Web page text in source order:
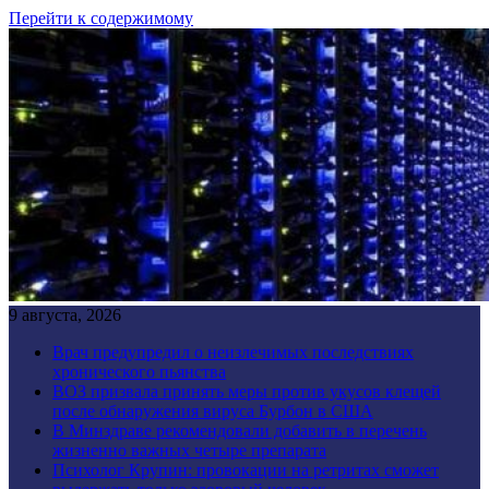
Перейти к содержимому
9 августа, 2026
Врач предупредил о неизлечимых последствиях
хронического пьянства
ВОЗ призвала принять меры против укусов клещей
после обнаружения вируса Бурбон в США
В Минздраве рекомендовали добавить в перечень
жизненно важных четыре препарата
Психолог Крупин: провокации на ретритах сможет